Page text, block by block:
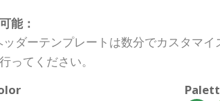
能：
ダーテンプレートは数分でカスタマ
ってください。